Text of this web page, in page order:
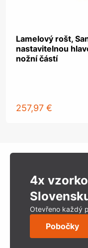
Lamelový rošt,
nastavitelnou
nožní částí
257,97 €
4x
Otevřeno každý
Pobočky